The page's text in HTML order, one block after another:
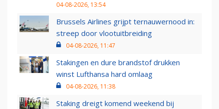
04-08-2026, 13:54
Brussels Airlines grijpt ternauwernood in:
streep door vlootuitbreiding
04-08-2026, 11:47
Stakingen en dure brandstof drukken
winst Lufthansa hard omlaag
04-08-2026, 11:38
Staking dreigt komend weekend bij